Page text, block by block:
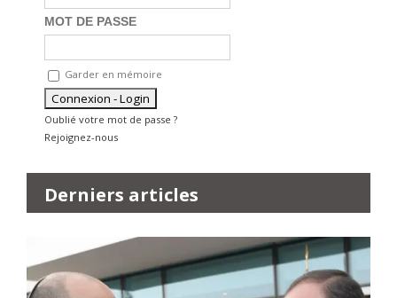
MOT DE PASSE
Garder en mémoire
Oublié votre mot de passe ?
Rejoignez-nous
Derniers articles